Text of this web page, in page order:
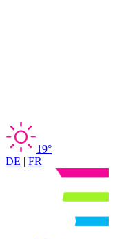
19°
DE | FR